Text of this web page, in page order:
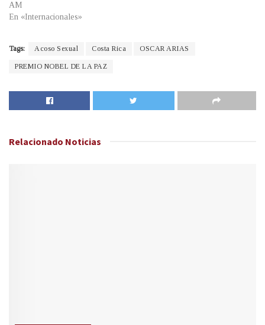
AM
En «Internacionales»
Tags: Acoso Sexual Costa Rica OSCAR ARIAS
PREMIO NOBEL DE LA PAZ
Relacionado Noticias